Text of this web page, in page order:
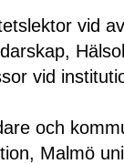
vid
vid
och
Malmö